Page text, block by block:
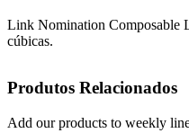
Link Nomination Composable
cúbicas.
Produtos Relacionados
Add our products to weekly